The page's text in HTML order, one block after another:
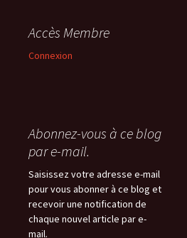
Accès Membre
Connexion
Abonnez-vous à ce blog
par e-mail.
Saisissez votre adresse e-mail
pour vous abonner à ce blog et
recevoir une notification de
chaque nouvel article par e-
mail.